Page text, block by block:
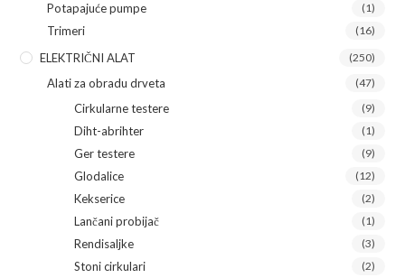
Potapajuće pumpe (1)
Trimeri (16)
ELEKTRIČNI ALAT (250)
Alati za obradu drveta (47)
Cirkularne testere (9)
Diht-abrihter (1)
Ger testere (9)
Glodalice (12)
Kekserice (2)
Lančani probijač (1)
Rendisaljke (3)
Stoni cirkulari (2)